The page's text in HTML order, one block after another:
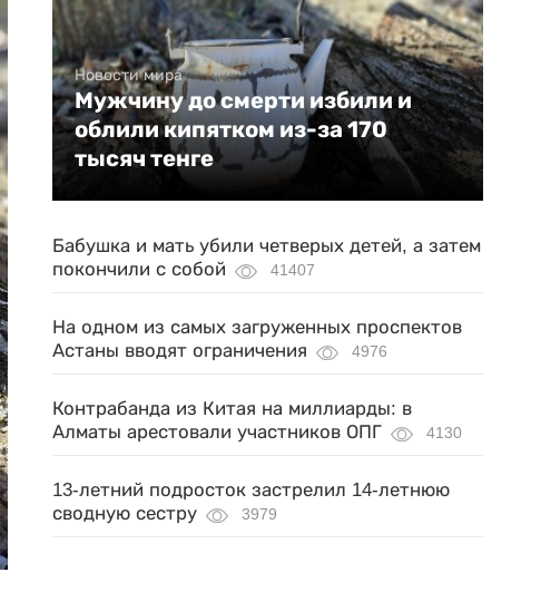
Новости мира
Мужчину до смерти избили и
облили кипятком из-за 170
тысяч тенге
Бабушка и мать убили четверых детей, а затем
покончили с собой
41407
На одном из самых загруженных проспектов
Астаны вводят ограничения
4976
Контрабанда из Китая на миллиарды: в
Алматы арестовали участников ОПГ
4130
13-летний подросток застрелил 14-летнюю
сводную сестру
3979